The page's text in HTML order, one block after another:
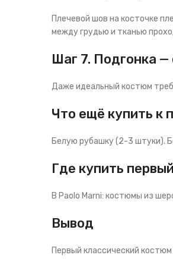
Плечевой шов на косточке
между грудью и тканью
Шаг 7. Подгонка —
Даже идеальный костюм
Что ещё купить к
Белую рубашку (2-3 штуки).
Где купить
В Paolo Marni: костюмы из
Вывод
Первый классический